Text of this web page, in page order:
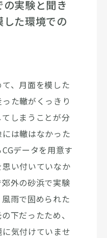
実験と聞き
した環境での
、月面を模した
た轍がくっきり
しまうことが分
は轍はなかった
データを用意す
い付いていなか
外の砂浜で実験
雨で固められた
下だったため、
気付けていませ